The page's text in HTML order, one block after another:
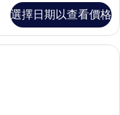
選擇日期以查看價格